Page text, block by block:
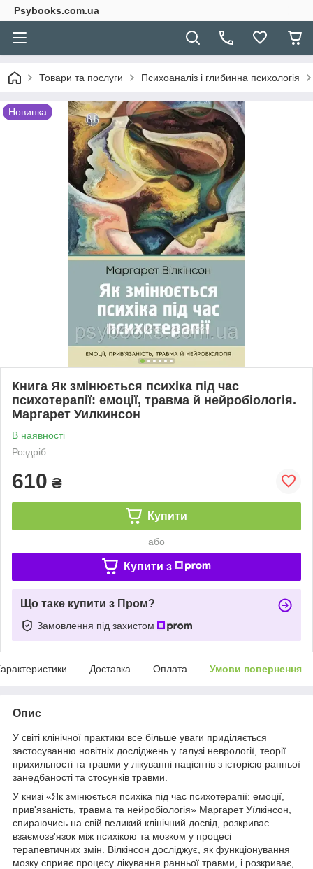
Psybooks.com.ua
Товари та послуги Психоаналіз і глибинна психологія
Новинка
Книга Як змінюється психіка під час
психотерапії: емоції, травма й нейробіологія.
Маргарет Уилкинсон
В наявності
Роздріб
610 ₴
Купити
або
Купити з
Що таке купити з Пром?
Замовлення під захистом
Доставка Оплата Умови повернення
Опис
У світі клінічної практики все більше уваги приділяється
застосуванню новітніх досліджень у галузі неврології, теорії
прихильності та травми у лікуванні пацієнтів з історією ранньої
занедбаності та стосунків травми.
У книзі «Як змінюється психіка під час психотерапії: емоції,
прив'язаність, травма та нейробіологія» Маргарет Уїлкінсон,
спираючись на свій великий клінічний досвід, розкриває
взаємозв'язок між психікою та мозком у процесі
терапевтичних змін. Вілкінсон досліджує, як функціонування
мозку сприяє процесу лікування ранньої травми, і розкриває,